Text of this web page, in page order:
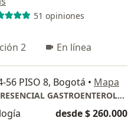
51 opiniones
2 En línea
56 PISO 8, Bogotá • Mapa
BOGOTA CONSULTA PRESENCIAL GASTROENTEROLOGIA Y MEDICINA INTERNA. Dr. Andres Mauricio Rojas Ocampo.
desde $ 260.000